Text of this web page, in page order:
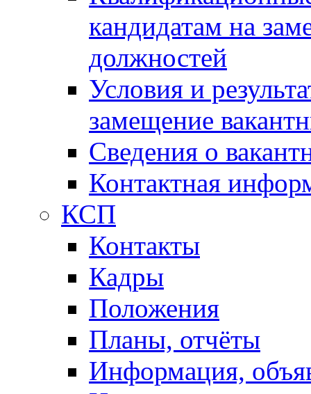
кандидатам на
должностей
Условия и
замещение
Сведения о
Контактная
КСП
Контакты
Кадры
Положения
Планы, отчёты
Информация,